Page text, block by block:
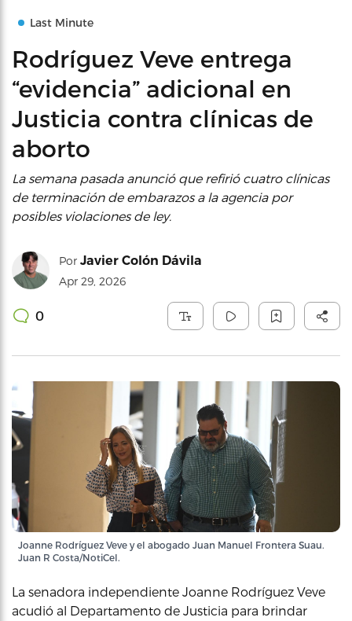
Last Minute
Rodríguez Veve entrega
“evidencia” adicional en
Justicia contra clínicas de
aborto
La semana pasada anunció que refirió cuatro clínicas
de terminación de embarazos a la agencia por
posibles violaciones de ley.
Por Javier Colón Dávila
Apr 29, 2026
0
Joanne Rodríguez Veve y el abogado Juan Manuel Frontera Suau.
Juan R Costa/NotiCel.
La senadora independiente Joanne Rodríguez Veve
acudió al Departamento de Justicia para brindar